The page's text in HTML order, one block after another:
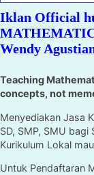
Iklan Official
Wendy
Teaching
concepts, not
Menyediakan Jasa
SD, SMP, SMU
Kurikulum Lokal
Untuk Pendaftaran